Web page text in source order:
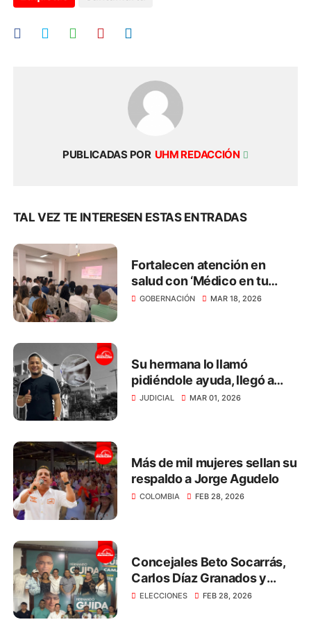
PUBLICADAS POR UHM REDACCIÓN
TAL VEZ TE INTERESEN ESTAS ENTRADAS
Fortalecen atención en
salud con ‘Médico en tu
Casa’ en el Magdalena
GOBERNACIÓN MAR 18, 2026
Su hermana lo llamó
pidiéndole ayuda, llegó a
defenderla y le incrustaron
JUDICIAL MAR 01, 2026
Más de mil mujeres sellan su
respaldo a Jorge Agudelo
COLOMBIA FEB 28, 2026
Concejales Beto Socarrás,
Carlos Díaz Granados y
Nelly Gómez respaldan a
ELECCIONES FEB 28, 2026